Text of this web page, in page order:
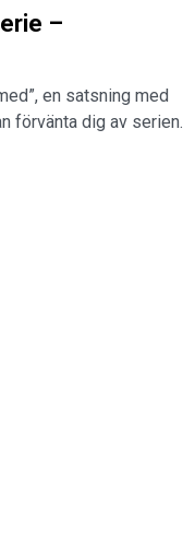
–
en satsning med
förvänta dig av serien.